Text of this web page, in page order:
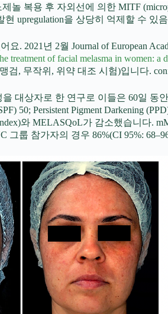
복용 후 자외선에 의한 MITF
현 upregulation을 상당히 억제할 수
. 2021년 2월 Journal of European
treatment of facial melasma in women: a
, 무작위, 위약 대조 시험)입니다.
대상자로 한 연구로 이들은 60일 동
50; Persistent Pigment
와 MELASQoL가 감소했습니다.
그룹 참가자의 경우 86%(CI 95%: